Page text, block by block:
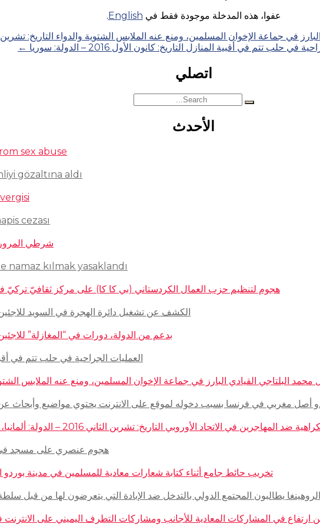
عفوا، هذه المدخلة موجودة فقط في English
.
جماعة الإخوان المسلمين، ومنع عنه الملابس الشتوية والدواء التاريخ: تشرين الثاني 2016 –
في حلب تتم في أقبية المنازل التاريخ: كانون الأول 2016 – الدولة: سوريا
←
اتصلي
Search
for:
الأحدث
sex abuse
gözaltına aldı
cezası
شرطي المرور
namaz kılmak yasaklandı
هجوم لتنظيم حزب العمال الكردستاني (بي كا كا) على مركز ثقافيّ تركيّ في هامبورغ
الكشف عن تشغيل دائرة الهجرة في السويد للاجئين بلا مقابل
بدعم من الدولة، دورات في “المغازلة” للاجئين في ألمانيا
العمليات الجراحية في حلب تتم في أقبية المنازل
البلتاجي القيادي البارز في جماعة الإخوان المسلمين، ومنع عنه الملابس الشتوية والدواء
مغربي في فرنسا بسبب دخوله لموقع على الانترنت يحتوي مواضيع وأبحاث عن الإرهاب التاريخ:
في الاتحاد الأوروبي التاريخ: تشرين الثاني 2016 – الدولة: ألمانيا، فرنسا، هولاندا، إيطاليا، لوكسمبورغ، المجر، سلوفينيا
هجوم عنصري على مسجد في السويد
تخريب حائط جامع أثناء كتابة شعارات معادية للمسلمين في مدينة بوردو الفرنسية.
يطالبون المجتمع الدولي بالتدخل ضد الإبادة التي يتعرضون لها من قبل سلطة ميانمار التاريخ:
في المشاركات المعادية للأجانب ومشاركات التطرف اليميني على الانترنت في ألمانيا. التاريخ: